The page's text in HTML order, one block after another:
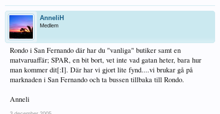
AnneliH
Medlem
Rondo i San Fernando där har du "vanliga" butiker samt en
matvaruaffär; SPAR, en bit bort, vet inte vad gatan heter, bara hur
man kommer dit[:I]. Där har vi gjort lite fynd....vi brukar gå på
marknaden i San Fernando och ta bussen tillbaka till Rondo.
Anneli